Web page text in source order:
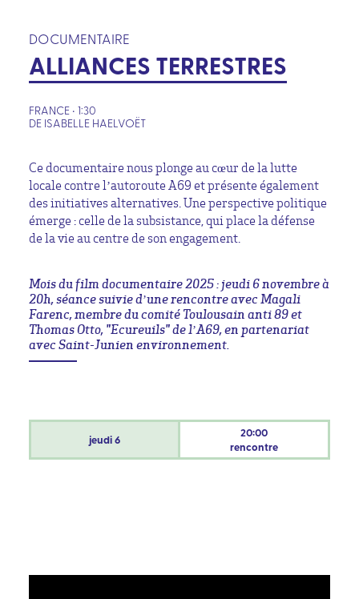
DOCUMENTAIRE
ALLIANCES TERRESTRES
FRANCE • 1:30
DE ISABELLE HAELVOËT
Ce documentaire nous plonge au cœur de la lutte
locale contre l’autoroute A69 et présente également
des initiatives alternatives. Une perspective politique
émerge : celle de la subsistance, qui place la défense
de la vie au centre de son engagement.
Mois du film documentaire 2025 : jeudi 6 novembre à
20h, séance suivie d’une rencontre avec Magali
Farenc, membre du comité Toulousain anti 89 et
Thomas Otto, "Ecureuils" de l’A69, en partenariat
avec Saint-Junien environnement.
jeudi6
20:00
rencontre